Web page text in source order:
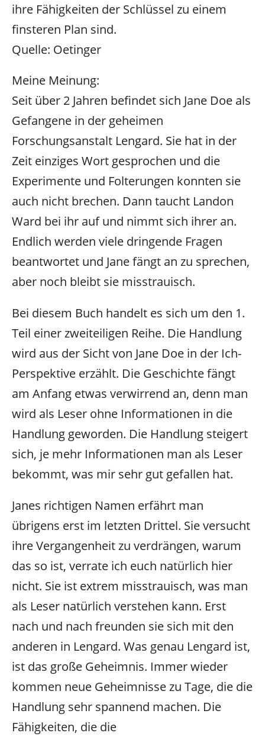
ihre Fähigkeiten der Schlüssel zu einem
finsteren Plan sind.
Quelle: Oetinger
Meine Meinung:
Seit über 2 Jahren befindet sich Jane Doe als
Gefangene in der geheimen
Forschungsanstalt Lengard. Sie hat in der
Zeit einziges Wort gesprochen und die
Experimente und Folterungen konnten sie
auch nicht brechen. Dann taucht Landon
Ward bei ihr auf und nimmt sich ihrer an.
Endlich werden viele dringende Fragen
beantwortet und Jane fängt an zu sprechen,
aber noch bleibt sie misstrauisch.
Bei diesem Buch handelt es sich um den 1.
Teil einer zweiteiligen Reihe. Die Handlung
wird aus der Sicht von Jane Doe in der Ich-
Perspektive erzählt. Die Geschichte fängt
am Anfang etwas verwirrend an, denn man
wird als Leser ohne Informationen in die
Handlung geworden. Die Handlung steigert
sich, je mehr Informationen man als Leser
bekommt, was mir sehr gut gefallen hat.
Janes richtigen Namen erfährt man
übrigens erst im letzten Drittel. Sie versucht
ihre Vergangenheit zu verdrängen, warum
das so ist, verrate ich euch natürlich hier
nicht. Sie ist extrem misstrauisch, was man
als Leser natürlich verstehen kann. Erst
nach und nach freunden sie sich mit den
anderen in Lengard. Was genau Lengard ist,
ist das große Geheimnis. Immer wieder
kommen neue Geheimnisse zu Tage, die die
Handlung sehr spannend machen. Die
Fähigkeiten, die die